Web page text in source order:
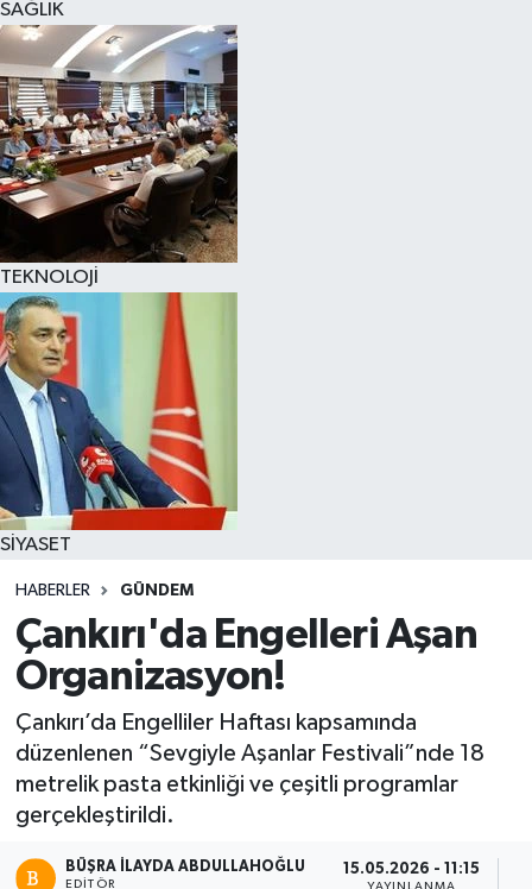
SAĞLIK
TEKNOLOJİ
SİYASET
HABERLER GÜNDEM
Çankırı'da Engelleri Aşan
Organizasyon!
Çankırı’da Engelliler Haftası kapsamında
düzenlenen “Sevgiyle Aşanlar Festivali”nde 18
metrelik pasta etkinliği ve çeşitli programlar
gerçekleştirildi.
BÜŞRA İLAYDA ABDULLAHOĞLU
EDITÖR
15.05.2026 - 11:15